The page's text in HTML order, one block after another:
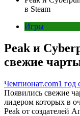
в Steam
Игры
Peak и
свежие
Чемпионат.com1 год
Появились свежие
лидером которых в
Peak от создателей